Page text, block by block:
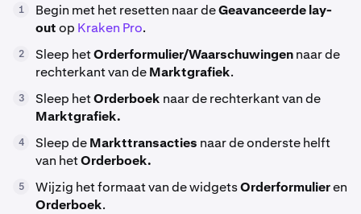
1 Begin met het resetten naar deGeavanceerde lay-
outop Kraken Pro.
2 Sleep hetOrderformulier/Waarschuwingennaar de
rechterkant van deMarktgrafiek.
3 Sleep hetOrderboek naar de rechterkant van de
Marktgrafiek.
4 Sleep deMarkttransacties naar de onderste helft
van hetOrderboek.
5 Wijzig het formaat van de widgetsOrderformulieren
Orderboek.